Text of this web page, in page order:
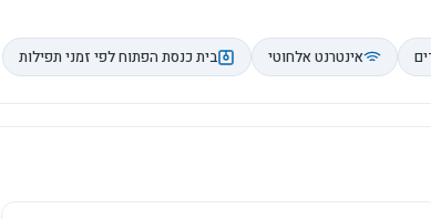
אינטרנט אלחוטי בית כנסת הפתוח לפי זמני תפילות